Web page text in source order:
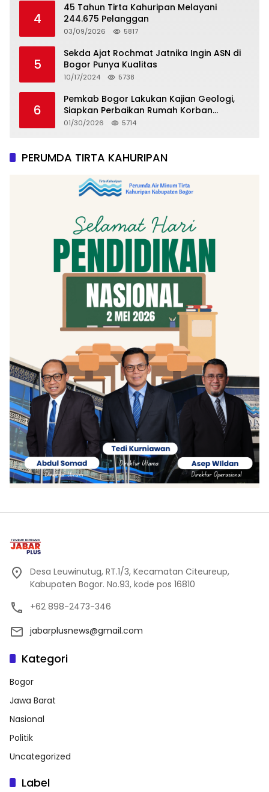
4
45 Tahun Tirta Kahuripan Melayani
244.675 Pelanggan
03/09/2026 5817
5
Sekda Ajat Rochmat Jatnika Ingin ASN di
Bogor Punya Kualitas
10/17/2024 5738
6
Pemkab Bogor Lakukan Kajian Geologi,
Siapkan Perbaikan Rumah Korban
Pergeseran Tanah
01/30/2026 5714
PERUMDA TIRTA KAHURIPAN
Desa Leuwinutug, RT.1/3, Kecamatan Citeureup,
Kabupaten Bogor. No.93, kode pos 16810
+62 898-2473-346
jabarplusnews@gmail.com
Kategori
Bogor
Jawa Barat
Nasional
Politik
Uncategorized
Label